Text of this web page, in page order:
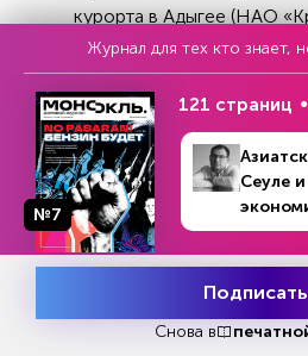
курорта в Адыгее (НАО
принадлежит 75% в
«Туризм.РФ» — 25%), а
Абрау» (ПАО «Абрау-
«Туризм.РФ» — 49%).
могут рассчитывать на
также на
инфраструктурных
в рамках федеральных и
программ.
Отметился Чернышенко
№12 (473)
19 декабря 2022 - 15 января
Журнал для тех кто знает,
№7
121 страниц
Сеуле
Снова в